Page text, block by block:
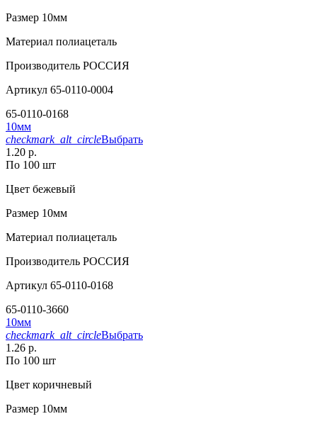
Размер 10мм
Материал полиацеталь
Производитель РОССИЯ
Артикул 65-0110-0004
65-0110-0168
10мм
checkmark_alt_circleВыбрать
1.20 р.
По 100 шт
Цвет бежевый
Размер 10мм
Материал полиацеталь
Производитель РОССИЯ
Артикул 65-0110-0168
65-0110-3660
10мм
checkmark_alt_circleВыбрать
1.26 р.
По 100 шт
Цвет коричневый
Размер 10мм